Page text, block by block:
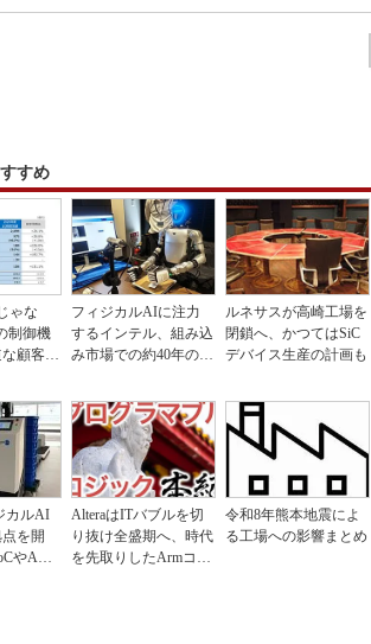
すめ
ゃな
制御機
顧客基
フィジカルAIに注力
するインテル、組み込
み市場での約40年の実
ルネサスが高崎工場を
閉鎖へ、かつてはSiC
デバイス生産の計画も
カルAI
を開
やAM
AlteraはITバブルを切
り抜け全盛期へ、時代
を先取りしたArmコア
令和8年熊本地震によ
る工場への影響まとめ